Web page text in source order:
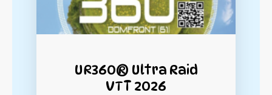
UR360® Ultra Raid
VTT 2026